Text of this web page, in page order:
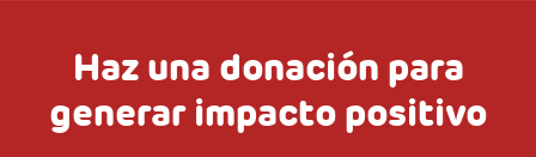
Haz una donación para
generar impacto positivo